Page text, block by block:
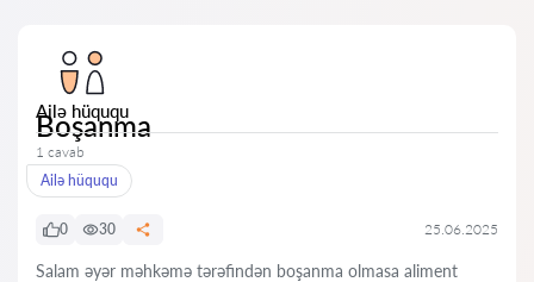
Ailə hüququ
Boşanma
1 cavab
Ailə hüququ
0 30 25.06.2025
Salam əyər məhkəmə tərəfindən boşanma olmasa aliment